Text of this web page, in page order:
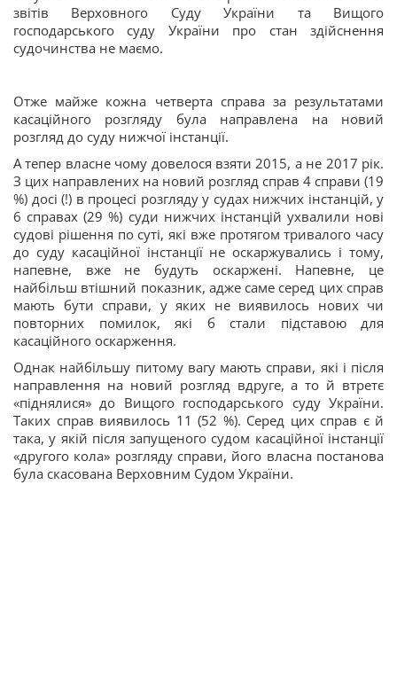
звітів Верховного Суду України та Вищого
господарського суду України про стан здійснення
судочинства не маємо.
Отже майже кожна четверта справа за результатами
касаційного розгляду була направлена на новий
розгляд до суду нижчої інстанції.
А тепер власне чому довелося взяти 2015, а не 2017 рік.
З цих направлених на новий розгляд справ 4 справи (19
%) досі (!) в процесі розгляду у судах нижчих інстанцій, у
6 справах (29 %) суди нижчих інстанцій ухвалили нові
судові рішення по суті, які вже протягом тривалого часу
до суду касаційної інстанції не оскаржувались і тому,
напевне, вже не будуть оскаржені. Напевне, це
найбільш втішний показник, адже саме серед цих справ
мають бути справи, у яких не виявилось нових чи
повторних помилок, які б стали підставою для
касаційного оскарження.
Однак найбільшу питому вагу мають справи, які і після
направлення на новий розгляд вдруге, а то й втретє
«піднялися» до Вищого господарського суду України.
Таких справ виявилось 11 (52 %). Серед цих справ є й
така, у якій після запущеного судом касаційної інстанції
«другого кола» розгляду справи, його власна постанова
була скасована Верховним Судом України.